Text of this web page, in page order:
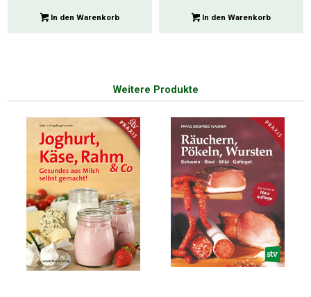
In den Warenkorb In den Warenkorb
Weitere Produkte